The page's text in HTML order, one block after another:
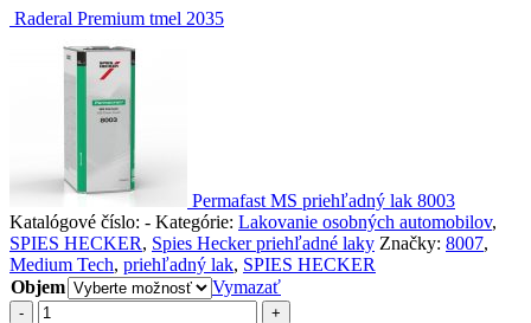
Raderal Premium tmel 2035
Permafast MS priehľadný lak 8003
Katalógové číslo: - Kategórie: Lakovanie osobných automobilov,
SPIES HECKER, Spies Hecker priehľadné laky Značky: 8007,
Medium Tech, priehľadný lak, SPIES HECKER
Objem
Vymazať
- +